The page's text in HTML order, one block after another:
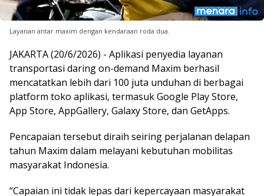
Layanan antar maxim dengan kendaraan roda dua.
JAKARTA (20/6/2026) - Aplikasi penyedia layanan
transportasi daring on-demand Maxim berhasil
mencatatkan lebih dari 100 juta unduhan di berbagai
platform toko aplikasi, termasuk Google Play Store,
App Store, AppGallery, Galaxy Store, dan GetApps.
Pencapaian tersebut diraih seiring perjalanan delapan
tahun Maxim dalam melayani kebutuhan mobilitas
masyarakat Indonesia.
“Capaian ini tidak lepas dari kepercayaan masyarakat